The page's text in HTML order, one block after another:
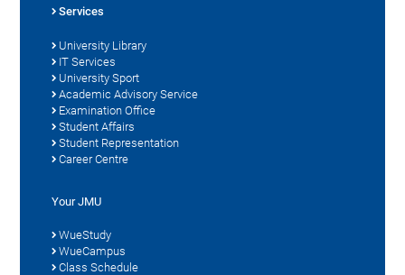
Services
University Library
IT Services
University Sport
Academic Advisory Service
Examination Office
Student Affairs
Student Representation
Career Centre
Your JMU
WueStudy
WueCampus
Class Schedule